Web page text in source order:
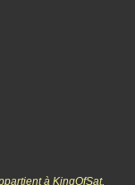
à KingOfSat,